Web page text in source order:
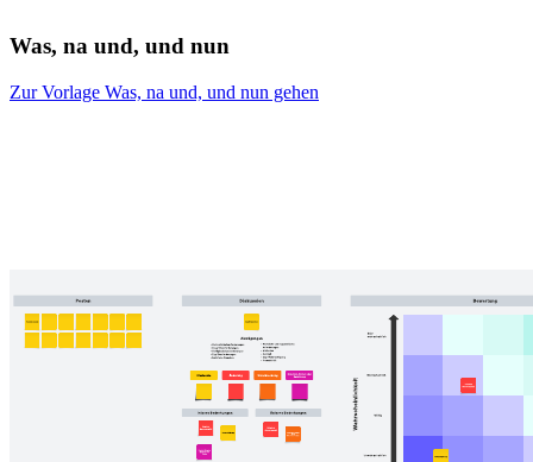
Was, na und, und nun
Zur Vorlage Was, na und, und nun gehen